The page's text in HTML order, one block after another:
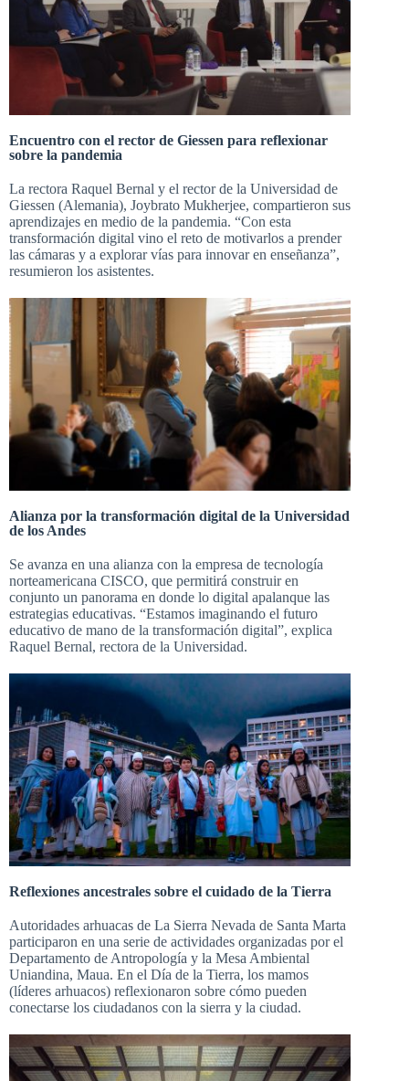
Encuentro con el rector de Giessen para reflexionar
sobre la pandemia
La rectora Raquel Bernal y el rector de la Universidad de
Giessen (Alemania), Joybrato Mukherjee, compartieron sus
aprendizajes en medio de la pandemia. “Con esta
transformación digital vino el reto de motivarlos a prender
las cámaras y a explorar vías para innovar en enseñanza”,
resumieron los asistentes.
Alianza por la transformación digital de la Universidad
de los Andes
Se avanza en una alianza con la empresa de tecnología
norteamericana CISCO, que permitirá construir en
conjunto un panorama en donde lo digital apalanque las
estrategias educativas. “Estamos imaginando el futuro
educativo de mano de la transformación digital”, explica
Raquel Bernal, rectora de la Universidad.
Reflexiones ancestrales sobre el cuidado de la Tierra
Autoridades arhuacas de La Sierra Nevada de Santa Marta
participaron en una serie de actividades organizadas por el
Departamento de Antropología y la Mesa Ambiental
Uniandina, Maua. En el Día de la Tierra, los mamos
(líderes arhuacos) reflexionaron sobre cómo pueden
conectarse los ciudadanos con la sierra y la ciudad.